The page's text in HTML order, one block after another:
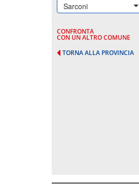
Sarconi
CONFRONTA
CON UN ALTRO COMUNE
TORNA ALLA PROVINCIA